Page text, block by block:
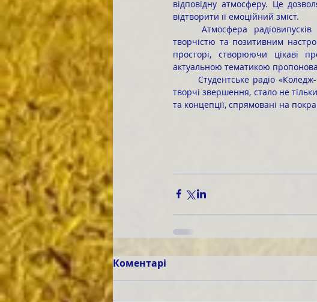
відповідну атмосферу. Це
відтворити її емоційний зміст.
творчістю та позитивним
просторі, створюючи цікаві
актуальною тематикою
творчі звершення, стало не
та концепції, спрямовані на
Коментарі